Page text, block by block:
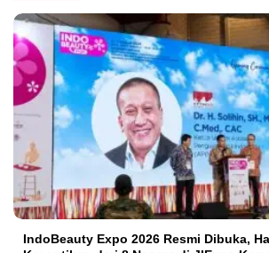
IndoBeauty Expo 2026 Resmi Dibuka,